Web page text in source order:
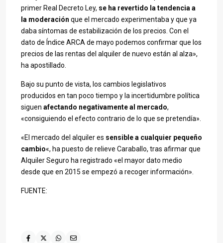
primer Real Decreto Ley, se ha revertido la tendencia a
la moderación que el mercado experimentaba y que ya
daba síntomas de estabilización de los precios. Con el
dato de Índice ARCA de mayo podemos confirmar que los
precios de las rentas del alquiler de nuevo están al alza»,
ha apostillado.
Bajo su punto de vista, los cambios legislativos
producidos en tan poco tiempo y la incertidumbre política
siguen afectando negativamente al mercado,
«consiguiendo el efecto contrario de lo que se pretendía».
«El mercado del alquiler es sensible a cualquier pequeño
cambio«, ha puesto de relieve Caraballo, tras afirmar que
Alquiler Seguro ha registrado «el mayor dato medio
desde que en 2015 se empezó a recoger información».
FUENTE: